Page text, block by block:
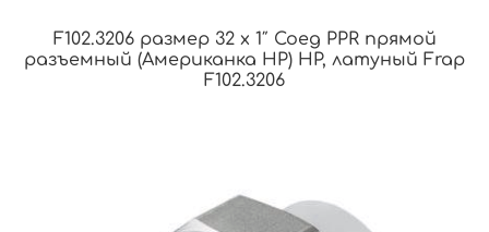
F102.3206 размер 32 x 1″ Соед PPR прямой
разъемный (Американка НР) НР, латуный Frap
F102.3206